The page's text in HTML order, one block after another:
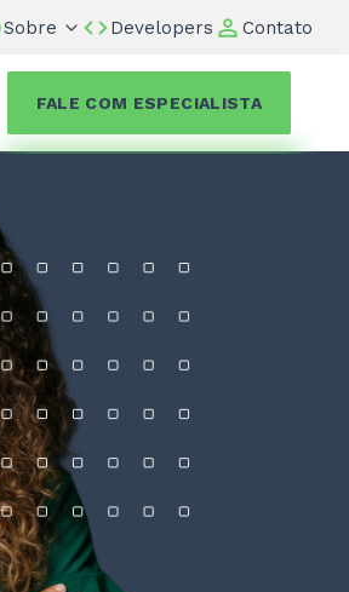
Sobre Developers Contato
FALE COM ESPECIALISTA